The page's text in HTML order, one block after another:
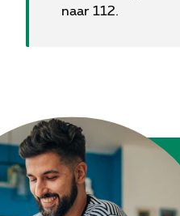
naar 112.